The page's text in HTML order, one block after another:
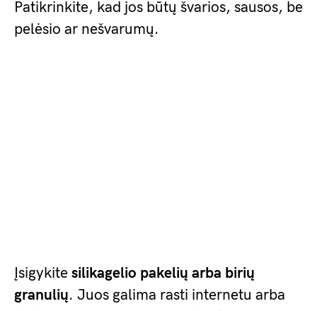
Patikrinkite, kad jos būtų švarios, sausos, be
pelėsio ar nešvarumų.
Įsigykite silikagelio pakelių arba birių
granulių. Juos galima rasti internetu arba